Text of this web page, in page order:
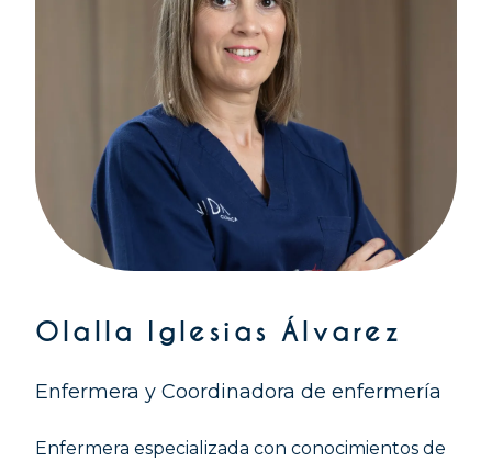
Olalla Iglesias Álvarez
Enfermera y Coordinadora de enfermería
Enfermera especializada con conocimientos de